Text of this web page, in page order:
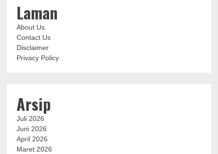
Laman
About Us
Contact Us
Disclaimer
Privacy Policy
Arsip
Juli 2026
Juni 2026
April 2026
Maret 2026